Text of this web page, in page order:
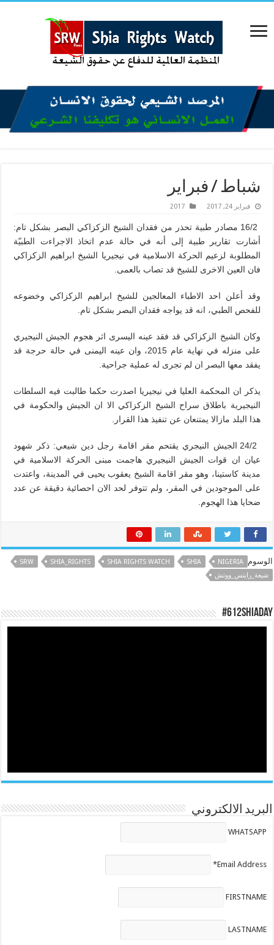
شباط / فبراير
فبراير 24, 2017 2017
16/2 مصادر طبية تحذر من فقدان الشيخ الزكزاكي البصر بشكل تام:
أشارت تقارير طبية إلى أنه في حالة عدم اتخاذ الاجراءت الطبيّة
المطلوبة لزعيم الحركة الاسلامية في نيجيريا الشيخ ابراهيم الزكزاكي
فان العين الاخرى للشيخ قد تصاب بالعمى.
وقد أعلن احد الاطباء المعالجين للشيخ ابراهيم الزكزاكي وخضوعه
للفحص الطبي، انه قد يواجه فقدان البصر بشكل تام.
وكان الشيخ الزكزاكي قد فقد عينه اليسرى اثر هجوم الجيش النيجيري
على منزله في نهاية عام 2015، وان عينه اليمنى في حالة حرجة قد
يفقد معها البصر ان لم تجرى له عملية جراحية.
يذكر ان المحكمة العليا في نيجيريا اصدرت حكما طالبت فيه السلطات
النيجيرية باطلاق سراح الشيخ الزكزاكي الا ان الجيش والحكومة في
هذا البلد مازالا يمتنعان عن تنفيذ هذا القرار.
24/2 الجيش النيجري يقتحم مقر اقامة رجل دين شيعي: ذكر شهود
عيان ان قوات الجيش النيجيري هاجمت مبنى الحركة الاسلامية في
مدينة كاستينا، وهو مقر اقامة الشيخ يعقوب يحيى في المدينة، واعتدت
على الموجودين في المقر، ولم تتوفر لحد الان احصائية دقيقة عن عدد
ضحايا هذا الهجوم.
الوسوم NIGERIA
SHIA
SHIA RIGHTS WATCH
SHIA_RIGHTS
SRW
شيعة_رايتس_ووتش
#612ShiaDay
البريد الالكتروني
WHATSAPP
Email Address*
FIRSTNAME
LASTNAME